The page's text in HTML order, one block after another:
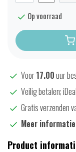
Op voorraad
Voor17.00uur
Veilig betalen;
Gratis verzenden
Meer
Product